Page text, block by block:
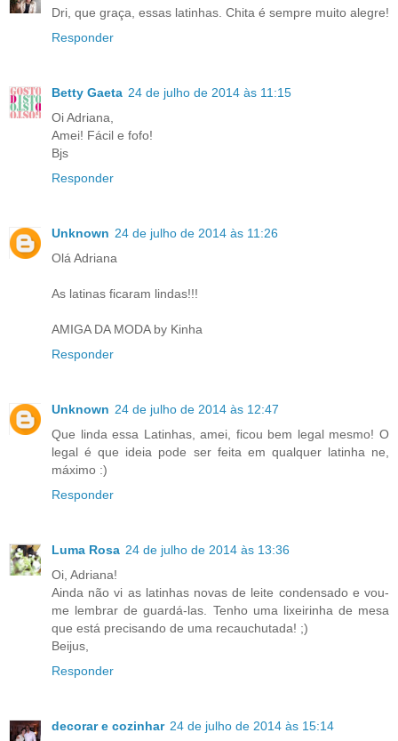
Dri, que graça, essas latinhas. Chita é sempre muito alegre!
Responder
Betty Gaeta 24 de julho de 2014 às 11:15
Oi Adriana,
Amei! Fácil e fofo!
Bjs
Responder
Unknown 24 de julho de 2014 às 11:26
Olá Adriana
As latinas ficaram lindas!!!
AMIGA DA MODA by Kinha
Responder
Unknown 24 de julho de 2014 às 12:47
Que linda essa Latinhas, amei, ficou bem legal mesmo! O
legal é que ideia pode ser feita em qualquer latinha ne,
máximo :)
Responder
Luma Rosa 24 de julho de 2014 às 13:36
Oi, Adriana!
Ainda não vi as latinhas novas de leite condensado e vou-
me lembrar de guardá-las. Tenho uma lixeirinha de mesa
que está precisando de uma recauchutada! ;)
Beijus,
Responder
decorar e cozinhar 24 de julho de 2014 às 15:14